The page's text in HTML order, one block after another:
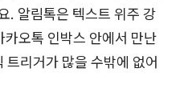
. 알림톡은 텍스트 위주 강
오톡 인박스 안에서 만난
트리거가 많을 수밖에 없어